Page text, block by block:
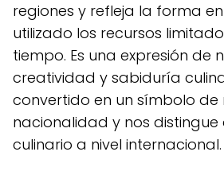
regiones y refleja la forma
utilizado los recursos
tiempo. Es una expresión de
creatividad y sabiduría
convertido en un símbolo de
nacionalidad y nos distingue
culinario a nivel internacional.